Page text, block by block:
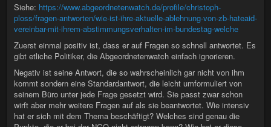
Siehe: https://www.abgeordnetenwatch.de/profile/christoph-
ploss/fragen-antworten/wie-ist-ihre-aktuelle-ablehnung-von-zb-hateaid-
vereinbar-mit-ihrem-abstimmungsverhalten-im-bundestag-welche
Zuerst einmal positiv ist, dass er auf Fragen so schnell antwortet. Es
gibt etliche Politiker, die Abgeordnetenwatch einfach ignorieren.
Negativ ist seine Antwort, die so wahrscheinlich gar nicht von ihm
kommt sondern eine Standardantwort, die leicht umformuliert von
seinem Büro unter jede Frage gesetzt wird. Sie passt zwar schon
wirft aber mehr weitere Fragen auf als sie beantwortet. Wie intensiv
hat er sich mit dem Thema beschäftigt? Welches sind genau die